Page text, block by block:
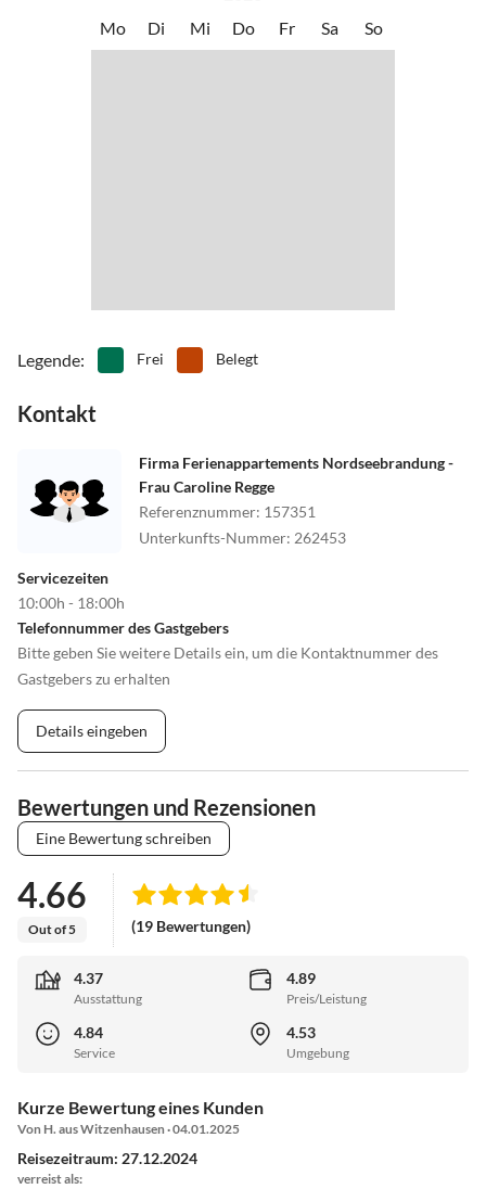
Mo
Di Mi Do Fr Sa So
Legende: Frei Belegt
Kontakt
Firma Ferienappartements Nordseebrandung -
Frau Caroline Regge
Referenznummer: 157351
Unterkunfts-Nummer: 262453
Servicezeiten
10:00h - 18:00h
Telefonnummer des Gastgebers
Bitte geben Sie weitere Details ein, um die Kontaktnummer des
Gastgebers zu erhalten
Details eingeben
Bewertungen und Rezensionen
Eine Bewertung schreiben
4.66
Out of 5 (19 Bewertungen)
4.37
Ausstattung
4.89
Preis/Leistung
4.84
Service
4.53
Umgebung
Kurze Bewertung eines Kunden
Von H. aus Witzenhausen · 04.01.2025
Reisezeitraum: 27.12.2024
verreist als: